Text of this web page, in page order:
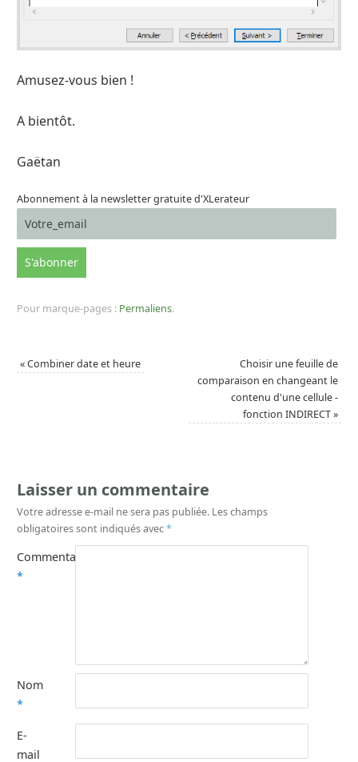
Amusez-vous bien !
A bientôt.
Gaëtan
Abonnement à la newsletter gratuite d'XLerateur
Pour marque-pages : Permaliens.
«Combiner date et heure
Choisir une feuille de
comparaison en changeant le
contenu d'une cellule -
fonction INDIRECT»
Laisser un commentaire
Votre adresse e-mail ne sera pas publiée. Les champs
obligatoires sont indiqués avec*
Commentaire
*
Nom
*
E-
mail